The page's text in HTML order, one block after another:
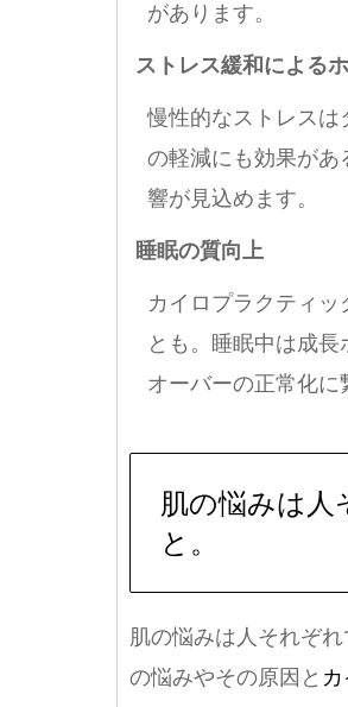
があります。
ストレス緩和による
慢性的なストレスは
の軽減にも効果があ
響が見込めます。
睡眠の質向上
カイロプラクティ
とも。睡眠中は成
オーバーの正常化に
肌の悩みは人
と。
肌の悩みは人それぞ
の悩みやその原因と